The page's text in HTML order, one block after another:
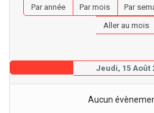
Par année Par mois Par
Aller au mois
Jeudi, 15 Août
Aucun